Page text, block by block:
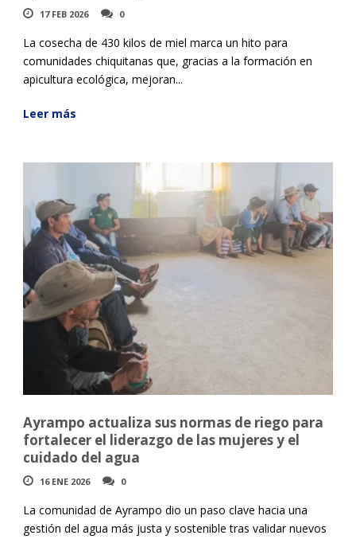
17 FEB 2026 0
La cosecha de 430 kilos de miel marca un hito para
comunidades chiquitanas que, gracias a la formación en
apicultura ecológica, mejoran...
Leer más
Ayrampo actualiza sus normas de riego para
fortalecer el liderazgo de las mujeres y el
cuidado del agua
16 ENE 2026 0
La comunidad de Ayrampo dio un paso clave hacia una
gestión del agua más justa y sostenible tras validar nuevos